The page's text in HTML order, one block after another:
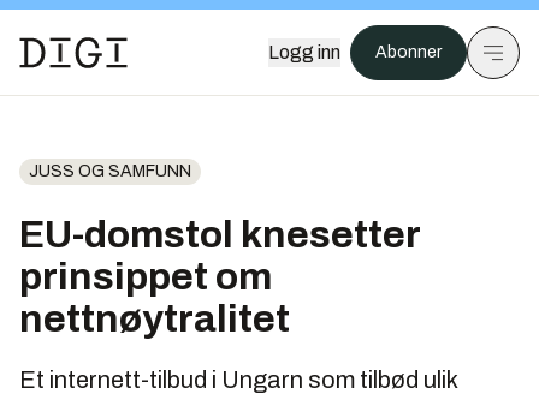
Logg inn Abonner
JUSS OG SAMFUNN
EU-domstol knesetter
prinsippet om
nettnøytralitet
Et internett-tilbud i Ungarn som tilbød ulik